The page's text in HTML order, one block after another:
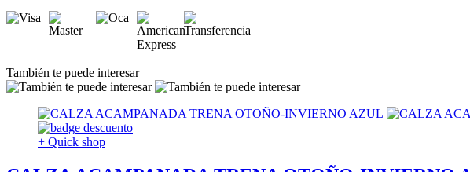
También te puede interesar
+ Quick shop